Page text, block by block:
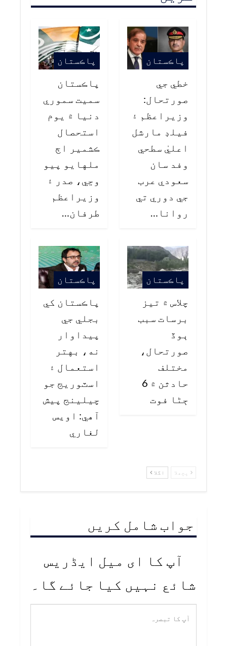
پاڪستان
خطي جي
صورتحال:
وزيراعظم ۽
فيلڊ مارشل
اعليٰ سطحي
وفد سان
سعودي عرب
جي دوري تي
روانا…
پاڪستان
پاڪستان
سميت سموري
دنيا ۾ يوم
استحصال
ڪشمير اڄ
ملهايو پيو
وڃي، صدر ۽
وزيراعظم
طرفان…
پاڪستان
چلاس ۾ تيز
برسات سبب
ٻوڏ
صورتحال،
مختلف
حادثن ۾ 6
ڄڻا فوت
پاڪستان
پاڪستان کي
بجلي جي
پيداوار
نه، بهتر
استعمال ۽
اسٽوريج جو
چيلينج پيش
آهي: اويس
لغاري
پچھلا اگلا
جواب شامل کریں
آپ کا ای میل ایڈریس
شائع نہیں کیا جائے گا۔